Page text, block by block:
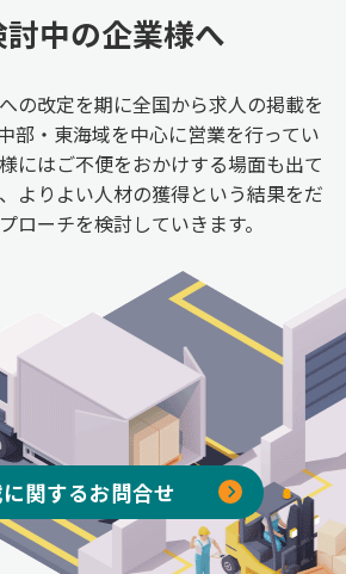
中の企業様へ
の改定を期に全国から求人の掲載を
部・東海域を中心に営業を行ってい
にはご不便をおかけする場面も出て
よりよい人材の獲得という結果をだ
ローチを検討していきます。
関するお問合せ